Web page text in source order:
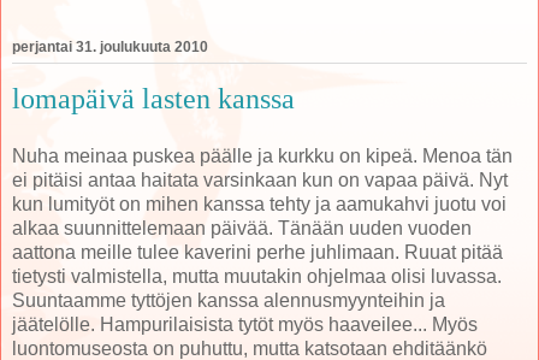
perjantai 31. joulukuuta 2010
lomapäivä lasten kanssa
Nuha meinaa puskea päälle ja kurkku on kipeä. Menoa tän
ei pitäisi antaa haitata varsinkaan kun on vapaa päivä. Nyt
kun lumityöt on mihen kanssa tehty ja aamukahvi juotu voi
alkaa suunnittelemaan päivää. Tänään uuden vuoden
aattona meille tulee kaverini perhe juhlimaan. Ruuat pitää
tietysti valmistella, mutta muutakin ohjelmaa olisi luvassa.
Suuntaamme tyttöjen kanssa alennusmyynteihin ja
jäätelölle. Hampurilaisista tytöt myös haaveilee... Myös
luontomuseosta on puhuttu, mutta katsotaan ehditäänkö